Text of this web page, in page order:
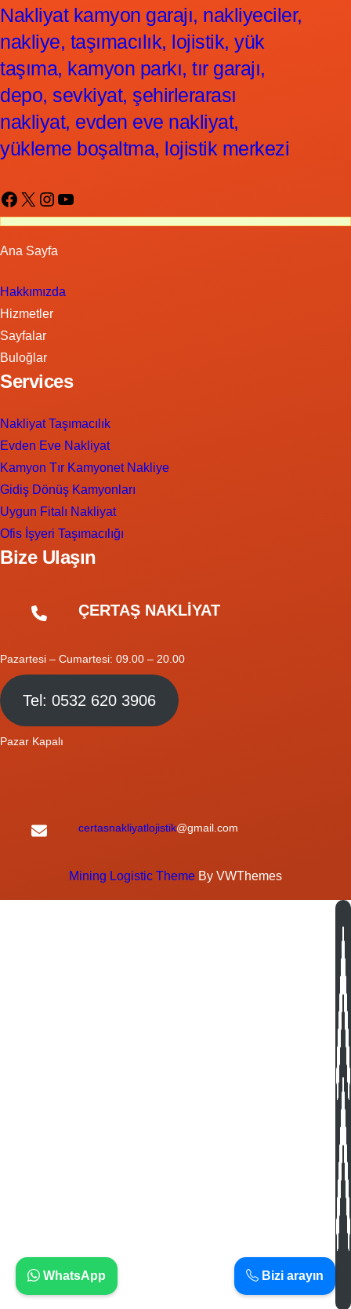
Nakliyat kamyon garajı, nakliyeciler,
nakliye, taşımacılık, lojistik, yük
taşıma, kamyon parkı, tır garajı,
depo, sevkiyat, şehirlerarası
nakliyat, evden eve nakliyat,
yükleme boşaltma, lojistik merkezi
Facebook X Instagram YouTube
Ana Sayfa
Hakkımızda
Hizmetler
Sayfalar
Buloğlar
Services
Nakliyat Taşımacılık
Evden Eve Nakliyat
Kamyon Tır Kamyonet Nakliye
Gidiş Dönüş Kamyonları
Uygun Fitalı Nakliyat
Ofis İşyeri Taşımacılığı
Bize Ulaşın
ÇERTAŞ NAKLİYAT
Pazartesi – Cumartesi: 09.00 – 20.00
Tel: 0532 620 3906
Pazar Kapalı
certasnakliyatlojistik@gmail.com
Mining Logistic Theme By VWThemes
Bizi arayın
WhatsApp